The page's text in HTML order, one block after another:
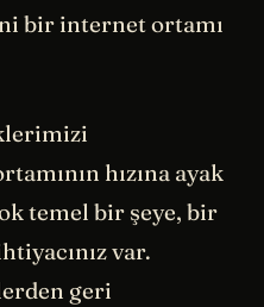
bir internet ortamı
hızına ayak
temel bir şeye, bir
var.
geri